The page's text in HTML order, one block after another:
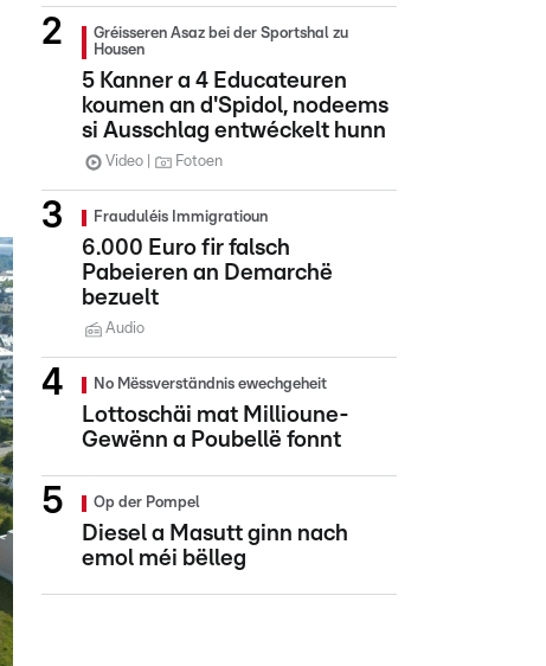
Gréisseren Asaz bei der Sportshal zu
Housen
5 Kanner a 4 Educateuren
koumen an d'Spidol, nodeems
si Ausschlag entwéckelt hunn
Video Fotoen
Frauduléis Immigratioun
6.000 Euro fir falsch
Pabeieren an Demarchë
bezuelt
Audio
No Mëssverständnis ewechgeheit
Lottoschäi mat Millioune-
Gewënn a Poubellë fonnt
Op der Pompel
Diesel a Masutt ginn nach
emol méi bëlleg